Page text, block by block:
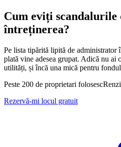
Cum eviți scandalurile
întreținerea?
Pe lista tipărită lipită de administrator
plată vine adesea grupat. Adică nu ai
utilități, și încă una mică pentru
Peste 200 de proprietari folosescRenzi
Rezervă-mi locul gratuit